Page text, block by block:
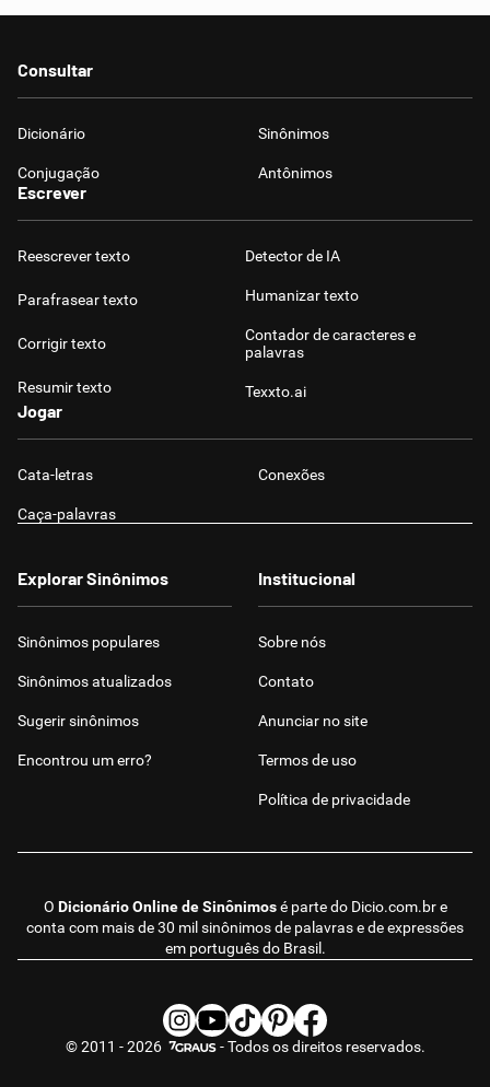
Consultar
Dicionário Sinônimos
Conjugação Antônimos
Escrever
Reescrever texto
Parafrasear texto
Corrigir texto
Resumir texto
Detector de IA
Humanizar texto
Contador de caracteres e
palavras
Texxto.ai
Jogar
Cata-letras Conexões
Caça-palavras
O Dicionário Online de Sinônimosé parte do Dicio.com.bre
conta com mais de 30 mil sinônimos de palavras e de expressões
em português do Brasil.
Explorar Sinônimos
Sinônimos populares
Sinônimos atualizados
Sugerir sinônimos
Encontrou um erro?
Institucional
Sobre nós
Contato
Anunciar no site
Termos de uso
Política de privacidade
© 2011 - 2026 - Todos os direitos reservados.